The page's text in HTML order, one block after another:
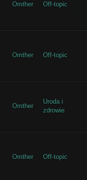
Omther Off-topic
Omther Off-topic
Omther
Uroda i
zdrowie
Omther Off-topic